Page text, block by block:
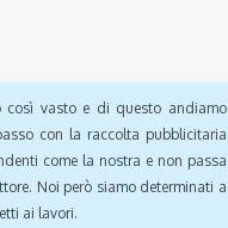
vasto e di questo andiamo
con la raccolta pubblicitaria
come la nostra e non passa
Noi però siamo determinati a
ai lavori.